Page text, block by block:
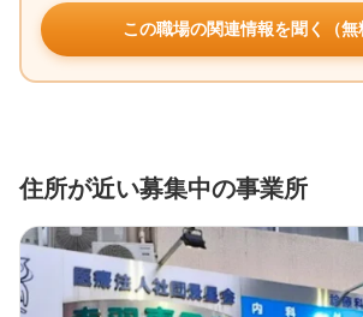
この職場の関連情報を聞く（無
住所が近い募集中の事業所